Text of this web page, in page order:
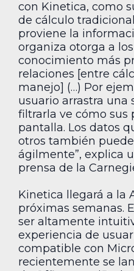
con Kinetica, como
de cálculo
proviene la
organiza otorga a
conocimiento más
relaciones [entre
manejo] (…) Por
usuario arrastra una
filtrarla ve cómo sus
pantalla. Los datos
otros también
ágilmente”, explica
prensa de la
Kinetica llegará a la
próximas semanas.
ser altamente
experiencia de
compatible con
recientemente se